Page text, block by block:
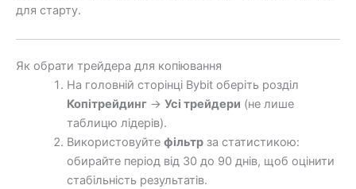
для старту.
Як обрати трейдера для копіювання
На головній сторінці Bybit оберіть розділ
Копітрейдинг→ Усі трейдери (не лише
таблицю лідерів).
Використовуйте фільтрза статистикою:
обирайте період від 30 до 90 днів, щоб оцінити
стабільність результатів.